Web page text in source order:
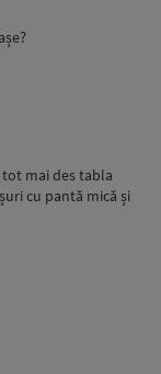
mai des tabla
cu pantă mică și